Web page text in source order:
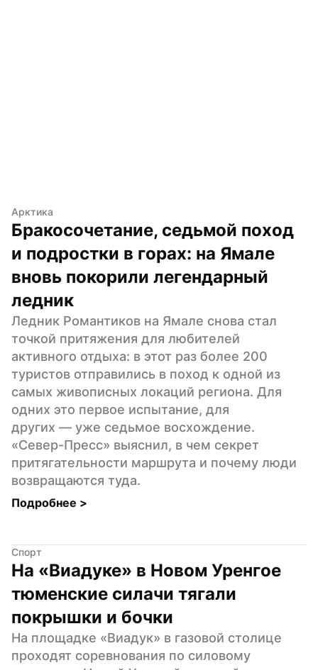
Арктика
Бракосочетание, седьмой поход
и подростки в горах: на Ямале
вновь покорили легендарный
ледник
Ледник Романтиков на Ямале снова стал
точкой притяжения для любителей
активного отдыха: в этот раз более 200
туристов отправились в поход к одной из
самых живописных локаций региона. Для
одних это первое испытание, для
других — уже седьмое восхождение.
«Север-Пресс» выяснил, в чем секрет
притягательности маршрута и почему люди
возвращаются туда.
Подробнее >
Спорт
На «Виадуке» в Новом Уренгое
тюменские силачи тягали
покрышки и бочки
На площадке «Виадук» в газовой столице
проходят соревнования по силовому